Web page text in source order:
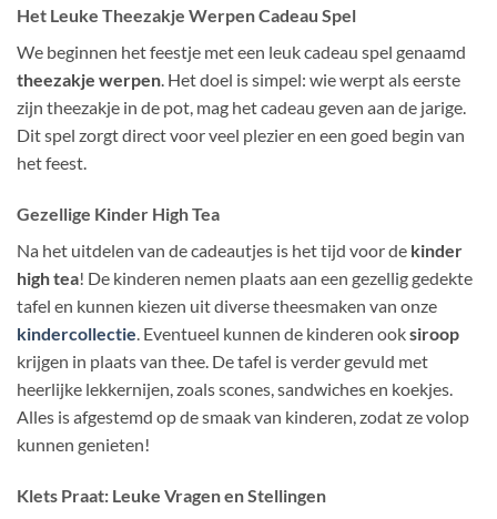
Het Leuke Theezakje Werpen Cadeau Spel
We beginnen het feestje met een leuk cadeau spel genaamd
theezakje werpen. Het doel is simpel: wie werpt als eerste
zijn theezakje in de pot, mag het cadeau geven aan de jarige.
Dit spel zorgt direct voor veel plezier en een goed begin van
het feest.
Gezellige Kinder High Tea
Na het uitdelen van de cadeautjes is het tijd voor de kinder
high tea! De kinderen nemen plaats aan een gezellig gedekte
tafel en kunnen kiezen uit diverse theesmaken van onze
kindercollectie. Eventueel kunnen de kinderen ooksiroop
krijgen in plaats van thee. De tafel is verder gevuld met
heerlijke lekkernijen, zoals scones, sandwiches en koekjes.
Alles is afgestemd op de smaak van kinderen, zodat ze volop
kunnen genieten!
Klets Praat: Leuke Vragen en Stellingen